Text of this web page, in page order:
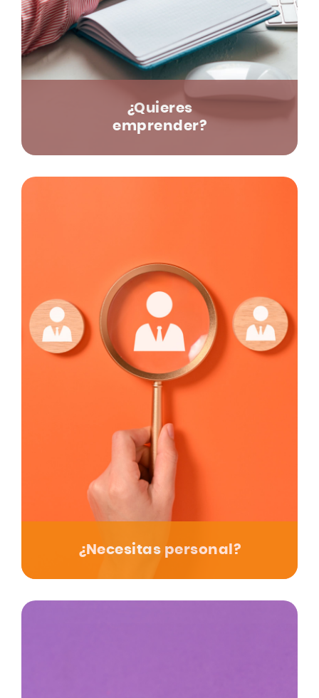
¿Quieres
emprender?
¿Necesitas personal?